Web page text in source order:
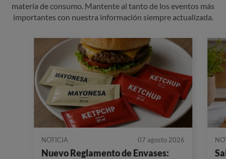
materia de consumo. Mantente al tanto de los eventos más
importantes con nuestra información siempre actualizada.
NOTICIA 07 agosto 2026
Nuevo Reglamento de Envases: